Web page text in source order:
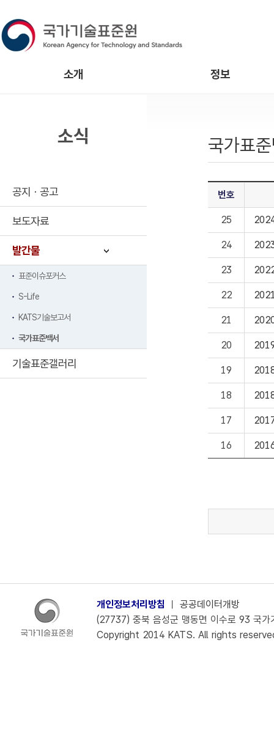
소개 정보
국가표
번호
25
24
23
22
21
20
19
18
17
16
소식
공지ㆍ공고
보도자료
발간물
표준이슈포커스
S-Life
KATS기술보고서
국가표준백서
기술표준갤러리
개인정보처리방침 ㅣ 공공데이터개방
(27737) 충북 음성군 맹동면 이수로 93 국
Copyright 2014 KATS. All rights